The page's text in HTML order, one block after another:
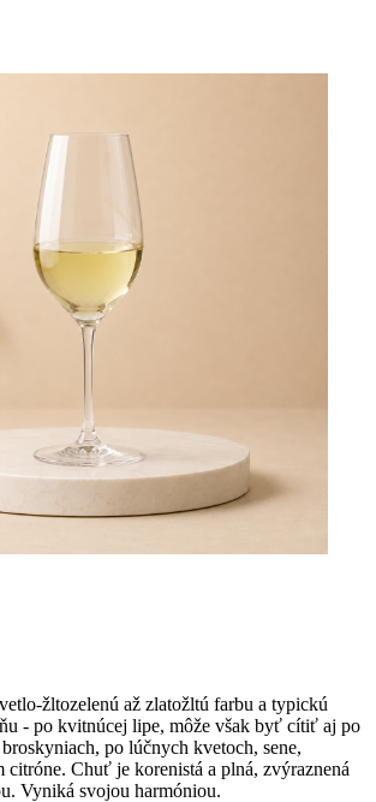
žltozelenú až zlatožltú farbu a typickú
- po kvitnúcej lipe, môže však byť cítiť aj po
po lúčnych kvetoch, sene,
citróne. Chuť je korenistá a plná, zvýraznená
Vyniká svojou harmóniou.